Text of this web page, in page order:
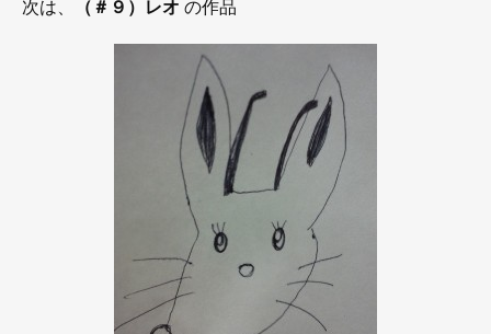
次は、 （＃９）レオ の作品